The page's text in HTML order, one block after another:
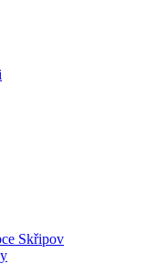
Skřipov